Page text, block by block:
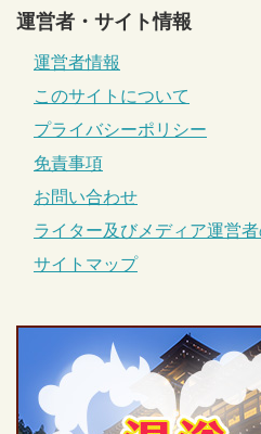
運営者・サイト情報
運営者情報
このサイトについて
プライバシーポリシー
免責事項
お問い合わせ
ライター及びメディア運営
サイトマップ